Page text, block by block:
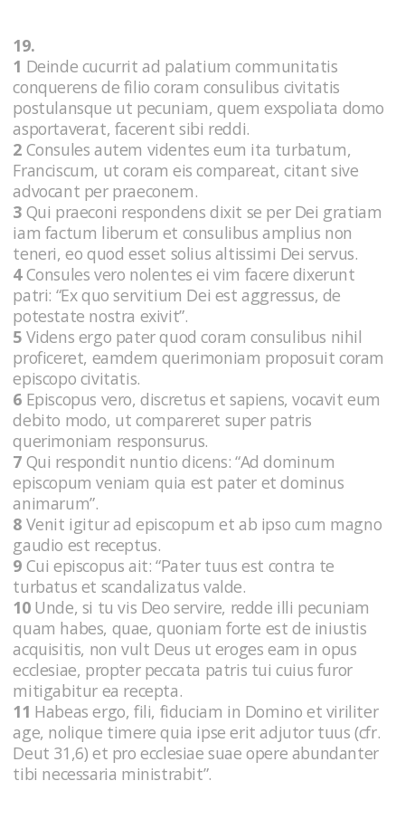
19.
1 Deinde cucurrit ad palatium communitatis
conquerens de filio coram consulibus civitatis
postulansque ut pecuniam, quem exspoliata domo
asportaverat, facerent sibi reddi.
2 Consules autem videntes eum ita turbatum,
Franciscum, ut coram eis compareat, citant sive
advocant per praeconem.
3 Qui praeconi respondens dixit se per Dei gratiam
iam factum liberum et consulibus amplius non
teneri, eo quod esset solius altissimi Dei servus.
4Consules vero nolentes ei vim facere dixerunt
patri: “Ex quo servitium Dei est aggressus, de
potestate nostra exivit”.
5 Videns ergo pater quod coram consulibus nihil
proficeret, eamdem querimoniam proposuit coram
episcopo civitatis.
6 Episcopus vero, discretus et sapiens, vocavit eum
debito modo, ut compareret super patris
querimoniam responsurus.
7 Qui respondit nuntio dicens: “Ad dominum
episcopum veniam quia est pater et dominus
animarum”.
8 Venit igitur ad episcopum et ab ipso cum magno
gaudio est receptus.
9 Cui episcopus ait: “Pater tuus est contra te
turbatus et scandalizatus valde.
10Unde, si tu vis Deo servire, redde illi pecuniam
quam habes, quae, quoniam forte est de iniustis
acquisitis, non vult Deus ut eroges eam in opus
ecclesiae, propter peccata patris tui cuius furor
mitigabitur ea recepta.
11 Habeas ergo, fili, fiduciam in Domino et viriliter
age, nolique timere quia ipse erit adjutor tuus (cfr.
Deut 31,6) et pro ecclesiae suae opere abundanter
tibi necessaria ministrabit”.